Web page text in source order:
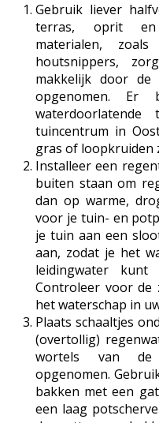
Gebruik liever
terras, oprit en
materialen,
houtsnippers,
makkelijk door
opgenomen. Er
tuincentrum in
gras of loopkruiden
Installeer een
buiten staan om
dan op warme,
voor je tuin- en
je tuin aan een
aan, zodat je het
leidingwater
Controleer voor de
het waterschap in
Plaats schaaltjes
(overtollig)
wortels van de
opgenomen.
bakken met een
een laag